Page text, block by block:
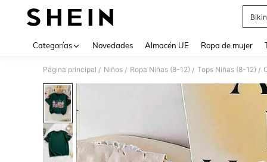
Categorías Novedades Almacén UE Ropa de mujer
Página principal / Niños / Ropa Niñas (8-12) / Tops Niñas (8-12) /